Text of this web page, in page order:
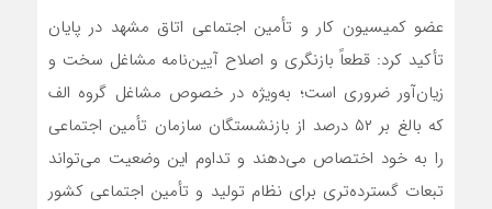
عضو کمیسیون کار و تأمین اجتماعی اتاق مشهد در پایان
تأکید کرد: قطعاً بازنگری و اصلاح آیین‌نامه مشاغل سخت و
زیان‌آور ضروری است؛ به‌ویژه در خصوص مشاغل گروه الف
که بالغ بر ۵۲ درصد از بازنشستگان سازمان تأمین اجتماعی
را به خود اختصاص می‌دهند و تداوم این وضعیت می‌تواند
تبعات گسترده‌تری برای نظام تولید و تأمین اجتماعی کشور